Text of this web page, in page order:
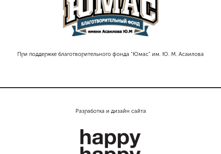
При поддержке благотворительного фонда "Юмас" им. Ю. М. Асаилова
Разработка и дизайн сайта